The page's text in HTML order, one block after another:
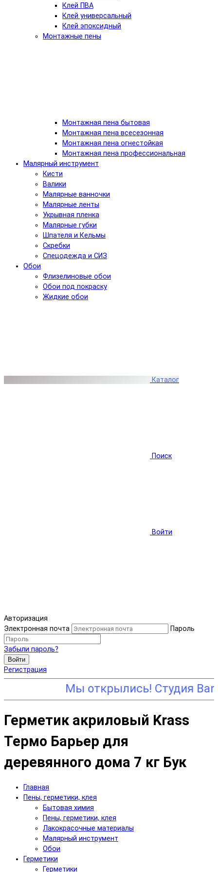
Клей ПВА
Клей универсальный
Клей эпоксидный
Монтажные пены
Монтажная пена бытовая
Монтажная пена всесезонная
Монтажная пена огнестойкая
Монтажная пена профессиональная
Малярный инструмент
Кисти
Валики
Малярные ванночки
Малярные ленты
Укрывная пленка
Малярные губки
Шпателя и Кельмы
Скребки
Спецодежда и СИЗ
Обои
Флизелиновые обои
Обои под покраску
Жидкие обои
Каталог
Поиск
Войти
Авторизация
Электронная почта
Пароль
Забыли пароль?
Войти
Регистрация
Герметик акриловый Krass
Термо Барьер для
деревянного дома 7 кг Бук
Главная
Пены, герметики, клея
Бытовая химия
Пены, герметики, клея
Лакокрасочные материалы
Малярный инструмент
Обои
Герметики
Герметики